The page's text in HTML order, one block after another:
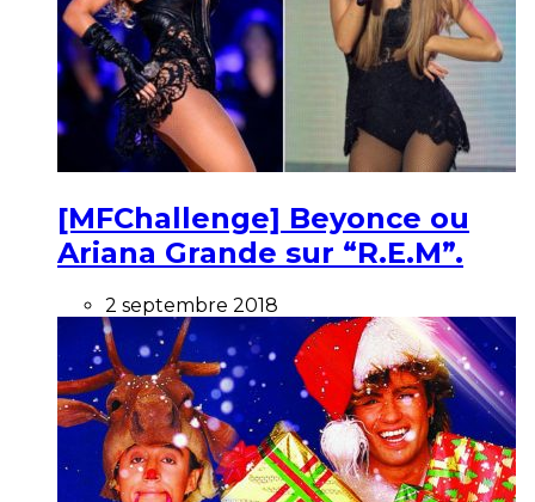
[MFChallenge] Beyonce ou
Ariana Grande sur “R.E.M”.
2 septembre 2018